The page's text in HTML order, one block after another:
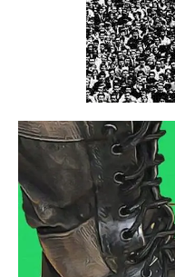
[mc4wp_form id=53]
Postagens relacionadas